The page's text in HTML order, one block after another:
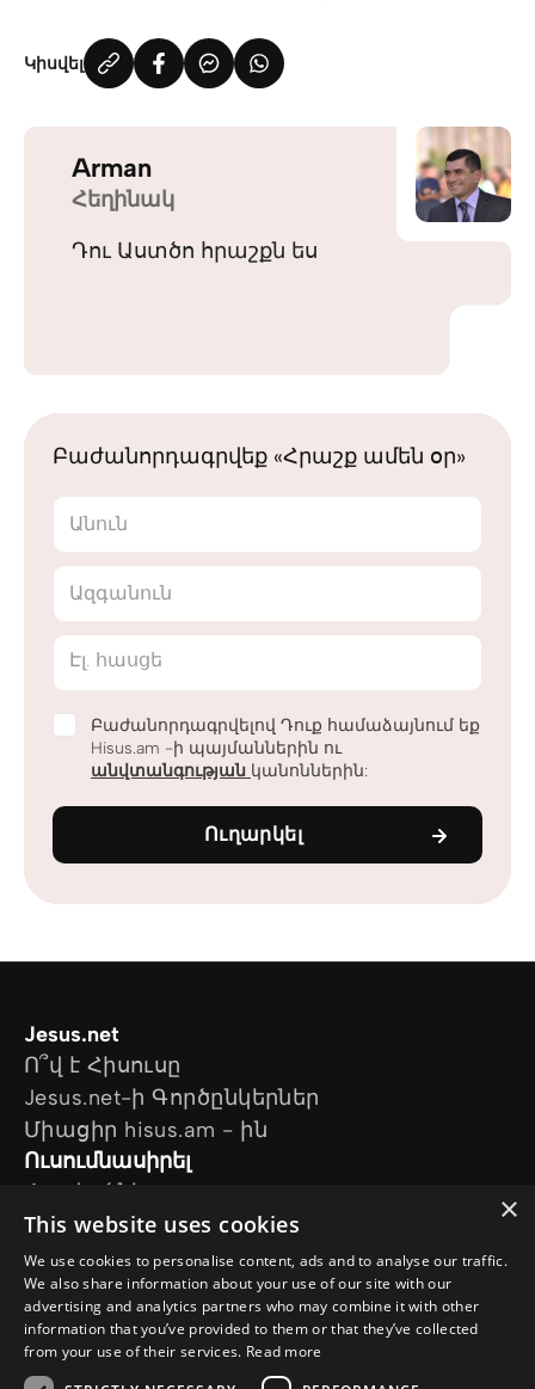
Կիսվել
Arman
Հեղինակ
Դու Աստծո հրաշքն ես
Բաժանորդագրվեք «Հրաշք ամեն օր»
Անուն
Ազգանուն
Էլ. հասցե
Բաժանորդագրվելով Դուք համաձայնում եք
Hisus.am -ի պայմաններին ու
անվտանգության կանոններին:
Ուղարկել
Jesus.net
Ո՞վ է Հիսուսը
Jesus.net-ի Գործընկերներ
Միացիր hisus.am - ին
Ուսումնասիրել
Հոդվածներ
Տեսանյութեր
Մեր նախագծերը
Ես հարց ունեմ
Հետևեք մեզ
×
This website uses cookies
We use cookies to personalise content, ads and to analyse our traffic.
We also share information about your use of our site with our
advertising and analytics partners who may combine it with other
information that you’ve provided to them or that they’ve collected
from your use of their services. Read more